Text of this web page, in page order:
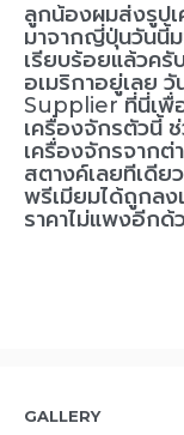
ลูกน้องผมส่งรูปเ
มาจากญี่ปุ่นวันนี้ม
เรียบร้อยแล้วค
อเมริกาอยู่เลย
Supplier ที่นี่เพื่อ
เครื่องจักรตัวนี้
เครื่องจักรจากต่
สตางค์เลยทีเดี
พรีเมียมได้ถูกลง
ราคาไม่แพงอีกด้
GALLERY